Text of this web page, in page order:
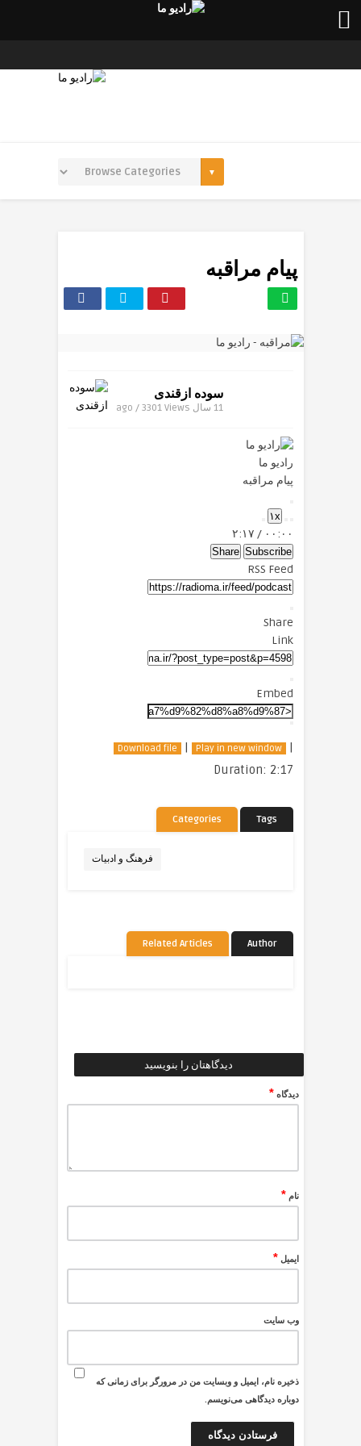
پیام مراقبه
سوده ازقندی
11 سال ago / 3301 Views
رادیو ما
پیام مراقبه
Play
Episode
Mute/Unmute
Episode
Rewind
10
Seconds
۱x
Forward
30
seconds
۰۰:۰۰ / ۲:۱۷
Subscribe
Share
RSS Feed
Share
Link
Embed
Download file | Play in new window
|
Duration: 2:17
Categories Tags
فرهنگ و ادبیات
Related Articles Author
دیدگاهتان را بنویسید
دیدگاه*
نام*
ایمیل*
وب‌ سایت
ذخیره نام، ایمیل و وبسایت من در مرورگر برای زمانی که
دوباره دیدگاهی می‌نویسم.